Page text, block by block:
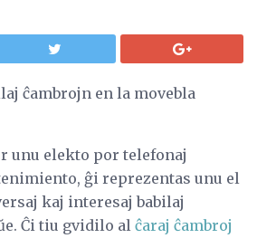
ĉambrojn en la movebla
unu elekto por telefonaj
ĝi reprezentas unu el
kaj interesaj babilaj
Ĉi tiu gvidilo al ĉaraj ĉambroj